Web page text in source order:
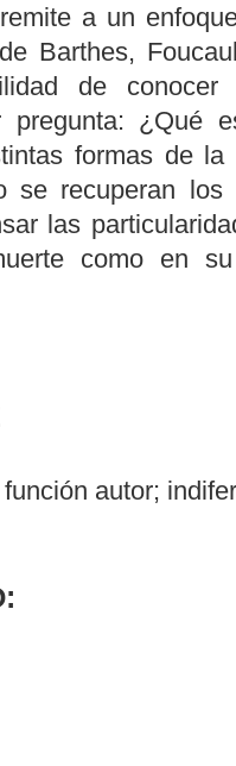
a un
Barthes,
de
pregunta: ¿Qué
formas de
recuperan los
las
como en
autor;